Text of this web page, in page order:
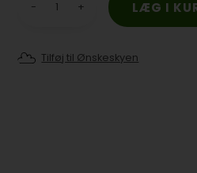
- +
Tilføj til Ønskeskyen